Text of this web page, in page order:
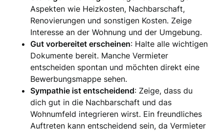
Aspekten wie Heizkosten, Nachbarschaft,
Renovierungen und sonstigen Kosten. Zeige
Interesse an der Wohnung und der Umgebung.
Gut vorbereitet erscheinen: Halte alle wichtigen
Dokumente bereit. Manche Vermieter
entscheiden spontan und möchten direkt eine
Bewerbungsmappe sehen.
Sympathie ist entscheidend: Zeige, dass du
dich gut in die Nachbarschaft und das
Wohnumfeld integrieren wirst. Ein freundliches
Auftreten kann entscheidend sein, da Vermieter